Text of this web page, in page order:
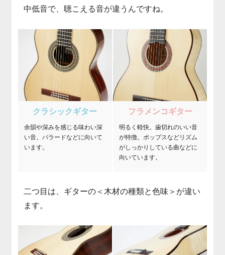
中低音で、聴こえる音が違うんですね。
クラシックギター
余韻や深みを感じる味わい深
い音。バラードなどに向いて
います。
フラメンコギター
明るく軽快。歯切れのいい音
が特徴。ポップスなどリズム
がしっかりしている曲などに
向いています。
二つ目は、ギターの＜木材の種類と色味＞が違い
ます。